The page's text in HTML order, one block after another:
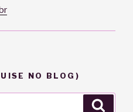
NO BLOG)